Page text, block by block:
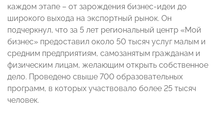
каждом этапе – от зарождения бизнес-идеи до
широкого выхода на экспортный рынок. Он
подчеркнул, что за 5 лет региональный центр «Мой
бизнес» предоставил около 50 тысяч услуг малым и
средним предприятиям, самозанятым гражданам и
физическим лицам, желающим открыть собственное
дело. Проведено свыше 700 образовательных
программ, в которых участвовало более 25 тысяч
человек.